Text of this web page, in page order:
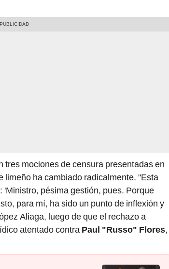
tres mociones de censura presentadas en
limeño ha cambiado radicalmente. "Esta
'Ministro, pésima gestión, pues. Porque
para mí, ha sido un punto de inflexión y
Aliaga, luego de que el rechazo a
atentado contra Paul "Russo" Flores,